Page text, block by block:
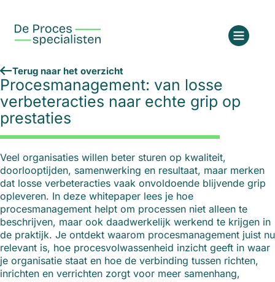
Terug naar het overzicht
Procesmanagement: van losse
verbeteracties naar echte grip op
prestaties
Veel organisaties willen beter sturen op kwaliteit,
doorlooptijden, samenwerking en resultaat, maar merken
dat losse verbeteracties vaak onvoldoende blijvende grip
opleveren. In deze whitepaper lees je hoe
procesmanagement helpt om processen niet alleen te
beschrijven, maar ook daadwerkelijk werkend te krijgen in
de praktijk. Je ontdekt waarom procesmanagement juist nu
relevant is, hoe procesvolwassenheid inzicht geeft in waar
je organisatie staat en hoe de verbinding tussen richten,
inrichten en verrichten zorgt voor meer samenhang,